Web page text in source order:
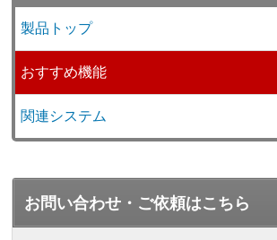
製品トップ
おすすめ機能
関連システム
お問い合わせ・ご依頼はこちら